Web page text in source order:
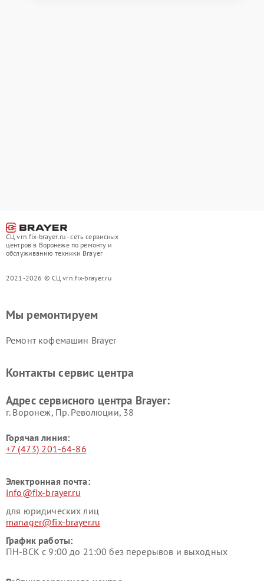
СЦ vrn.fix-brayer.ru - сеть сервисных
центров в Воронеже по ремонту и
обслуживанию техники Brayer
2021-2026 © СЦ vrn.fix-brayer.ru
Мы ремонтируем
Ремонт кофемашин Brayer
Контакты сервис центра
Адрес сервисного центра Brayer:
г. Воронеж, Пр. Революции, 38
Горячая линия:
+7 (473) 201-64-86
Электронная почта:
info@fix-brayer.ru
для юридических лиц
manager@fix-brayer.ru
График работы:
ПН-ВСК с 9:00 до 21:00 без перерывов и выходных